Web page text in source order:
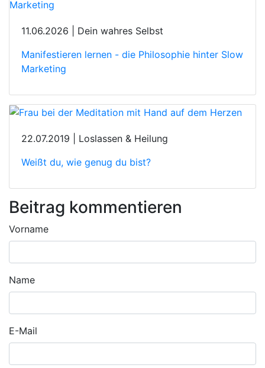
11.06.2026 | Dein wahres Selbst
Manifestieren lernen - die Philosophie hinter Slow
Marketing
22.07.2019 | Loslassen & Heilung
Weißt du, wie genug du bist?
Beitrag kommentieren
Vorname
Name
E-Mail